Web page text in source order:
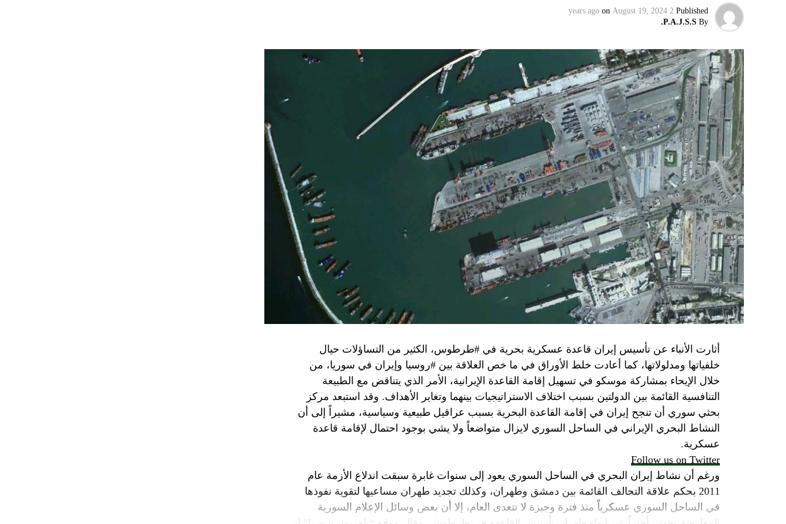
وليس على حكومته.
الإرهابيين من إعادة التسلح”.
وفي هذا السياق، قال الكاتب والباحث السياسي الفلسطيني جمال زقوت في حديث لـ”سكاي نيوز
عربية”:
حماس ليست عقبة في المفاوضات وأي حديث من هذا القبيل تجني على الموقف الفلسطيني.
المعضلة الأساسية هي أن نتنياهو يعرض المجتمع الإسرائيلي والمنطقة للخطر.
حماس وافقت على الإطار الرئيسي الذي قدمه جو بايدن وقالت إنها وافقت على تصورات يوليو.
حماس تدرك أن وقف إطلاق النار مصلحة لفلسطين والمنطقة.
برنامج نتنياهو لا يريد السلام في المنطقة، وهو من سمح ببقاء حماس في الحكم.
حماس منذ ديسمبر قدمت لمصر رأيا يقول إنها مستعدة لحكومة وفاق وطني تمهيدا لإجراء انتخابات بعد ثلاث
أو أربع سنوات.
الجدية تقتضي أن يجري توافق على حكومة وفاق وطني.
الأمن الإسرائيلي يقول أنه لا يوجد سبب أمني للتواجد في محوار فيلادلفيا، ونتنياهو لا يريد الإصغاء.
SkyNewsArabia
Published
2 years ago
on August 19, 2024
By
P.A.J.S.S.
أثارت الأنباء عن تأسيس إيران قاعدة عسكرية بحرية في #طرطوس، الكثير من التساؤلات حيال
خلفياتها ومدلولاتها، كما أعادت خلط الأوراق في ما خص العلاقة بين #روسيا وإيران في سوريا، من
خلال الإيحاء بمشاركة موسكو في تسهيل إقامة القاعدة الإيرانية، الأمر الذي يتناقض مع الطبيعة
التنافسية القائمة بين الدولتين بسبب اختلاف الاستراتيجيات بينهما وتغاير الأهداف. وقد استبعد مركز
بحثي سوري أن تنجح إيران في إقامة القاعدة البحرية بسبب عراقيل طبيعية وسياسية، مشيراً إلى أن
النشاط البحري الإيراني في الساحل السوري لايزال متواضعاً ولا يشي بوجود احتمال لإقامة قاعدة
عسكرية.
Follow us on Twitter
ورغم أن نشاط إيران البحري في الساحل السوري يعود إلى سنوات غابرة سبقت اندلاع الأزمة عام
2011 بحكم علاقة التحالف القائمة بين دمشق وطهران، وكذلك تجديد طهران مساعيها لتقوية نفوذها
في الساحل السوري عسكرياً منذ فترة وجيزة لا تتعدى العام، إلا أن بعض وسائل الإعلام السورية